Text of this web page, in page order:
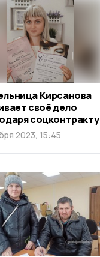
Кирсанова
своё дело
соцконтракту
2023, 15:45